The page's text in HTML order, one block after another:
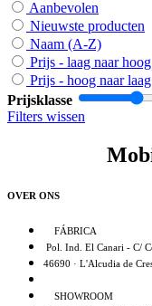
Aanbevolen
Nieuwste producten
Naam (A-Z)
Prijs - laag naar hoog
Prijs - hoog naar laag
Prijsklasse
Filters wissen
OVER ONS
FÁBRICA
Pol. Ind. El Canari - C/
46690 · L'Alcudia de
SHOWROOM